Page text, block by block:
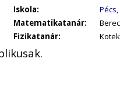
Iskola:
Matematikatanár:
Fizikatanár: